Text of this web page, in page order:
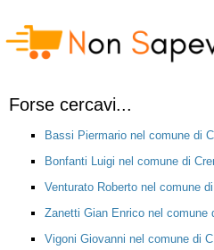
Forse cercavi...
Bassi Piermario nel comune di
Bonfanti Luigi nel comune di
Venturato Roberto nel comune
Zanetti Gian Enrico nel comune
Vigoni Giovanni nel comune di